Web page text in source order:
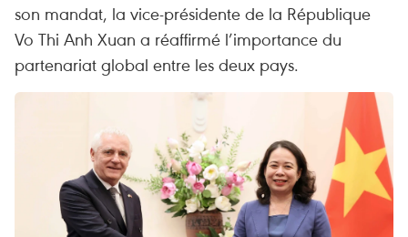
son mandat, la vice-présidente de la République
Vo Thi Anh Xuan a réaffirmé l’importance du
partenariat global entre les deux pays.